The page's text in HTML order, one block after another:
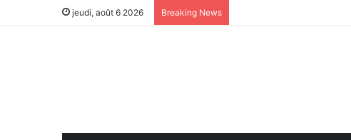
jeudi, août 6 2026 Breaking News